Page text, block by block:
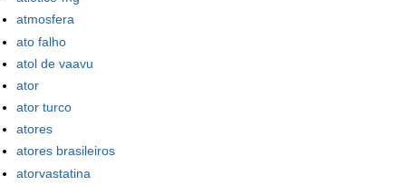
atmosfera
ato falho
atol de vaavu
ator
ator turco
atores
atores brasileiros
atorvastatina